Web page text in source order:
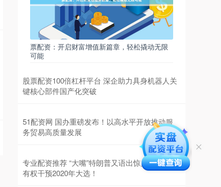
票配资：开启财富增值新篇章，轻松撬动无限
可能
股票配资100倍杠杆平台 深企助力具身机器人关
键核心部件国产化突破
51配资网 国办重磅发布！以高水平开放推动服
务贸易高质量发展
专业配资推荐 “大嘴”特朗普又语出惊人：我完全
有权干预2020年大选！